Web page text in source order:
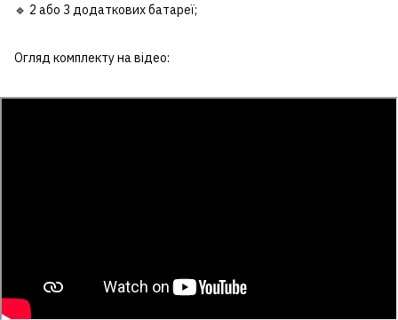
🔹 2 або 3 додаткових батареї;
Огляд комплекту на відео: